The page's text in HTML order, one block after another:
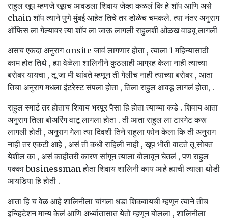
राहुल खूप म्हणजे खूपच आवडला शिवाय जेव्हा कळलं कि हे शॉप आणि असे
chain शॉप त्याने पुणे मुंबई आहेत तिचे तर डोळेच चमकले. त्या नंतर अनुराग
ऑफिस ला गेल्यावर त्या शॉप ला जाऊ लागली राहुलशी ओळख वाढवू लागली
असच एकदा अनुराग onsite जावं लागणार होता , त्याला 1 महिन्यासाठी
काम होत तिथे , ह्या वेळेला शालिनीने कुठलाही आग्रह केला नाही त्याच्या
बरोबर यायचा , तू जा मी थांबते म्हणून ती गेलीच नाही त्याच्या बरोबर , आता
तिचा अनुराग मधला इंटरेस्ट संपला होता , तिला राहुल आवडू लागलं होता, .
राहुल स्मार्ट तर होताच शिवाय भरपूर पैसा हि होता त्याच्या कडे . शिवाय आता
अनुराग तिला बोअरिंग वाटू लागला होता . ती आता राहुल ला टारगेट करू
लागली होती , अनुराग गेला त्या दिवशी तिने राहुला फोन केला कि ती अनुराग
नाही तर एकटी आहे , असं ती कधी राहिली नाही , खूप भीती वाटते तू सोबत
येशील का , असं काहीतरी कारण सांगून त्याला बोलावून घेतलं , पण राहुल
पक्का businessman होता शिवाय शालिनी काय आहे ह्याची त्याला थोडी
आयडिया हि होती .
आता हि च वेळ आहे शालिनीला चांगला धडा शिकवायची म्हणून त्याने तीच
इन्व्हिटेशन मान्य केलं आणि अर्ध्यातासात येतो म्हणून बोलला , शालिनीला